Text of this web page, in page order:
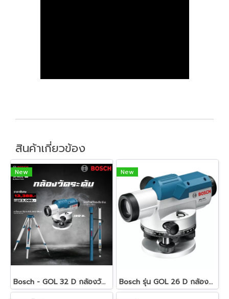
สินค้าเกี่ยวข้อง
New
Bosch - GOL 32 D กล้องวัดระดับ 0601068500 + GR 500 ไม้สต๊าฟวัดระดับ 0601094300 + BT 160 ขาตั้งสามขา
New
Bosch รุ่น GOL 26 D กล้องวัดระดับ ขยายได้ 26 เท่า ( 100 เมตร ) + BT 160 + GR 500 (06159940RG)